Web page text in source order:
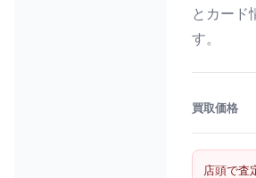
とカード
す。
買取価格
店頭で査